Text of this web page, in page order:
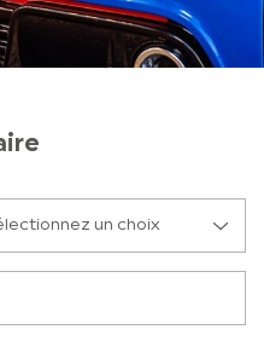
un choix